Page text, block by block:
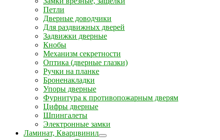
Петли
Дверные доводчики
Для раздвижных дверей
Задвижки дверные
Кнобы
Механизм секретности
Оптика (дверные глазки)
Ручки на планке
Броненакладки
Упоры дверные
Фурнитура к противопожарным дверям
Цифры дверные
Шпингалеты
Электронные замки
Ламинат, Кварцвинил